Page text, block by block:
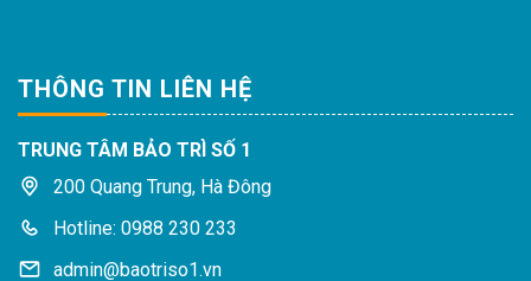
THÔNG TIN LIÊN HỆ
TRUNG TÂM BẢO TRÌ SỐ 1
200 Quang Trung, Hà Đông
Hotline: 0988 230 233
admin@baotriso1.vn